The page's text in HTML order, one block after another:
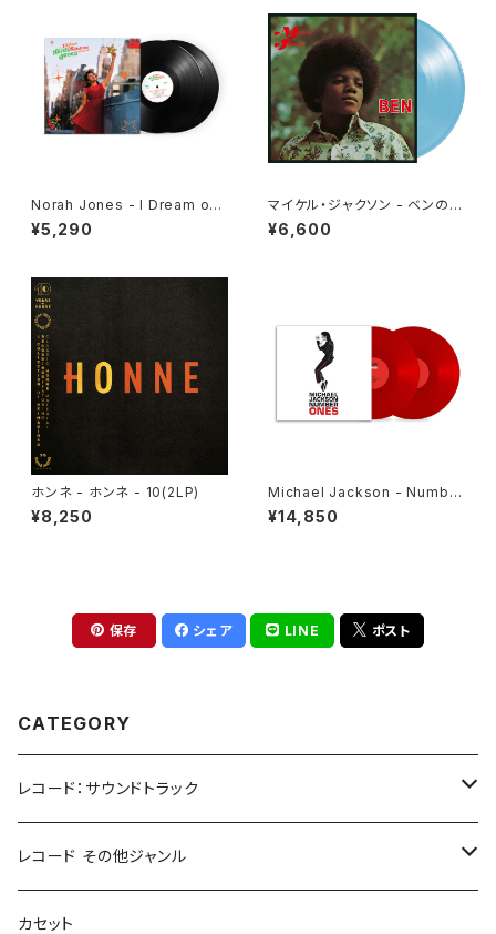
Norah Jones - I Dream of
Christmas deluxe(2LP)
¥5,290
マイケル・ジャクソン - ベンのテ
ーマ[クリア・ライトブルー](LP
重量盤)
¥6,600
ホンネ - ホンネ - 10(2LP)
¥8,250
Michael Jackson - Number
Ones [Red Vinyl](2LP)
¥14,850
保存 シェア LINE ポスト
CATEGORY
レコード：サウンドトラック
ホラー/スリラー
SF
レコード その他ジャンル
Rock & Pop
カセット